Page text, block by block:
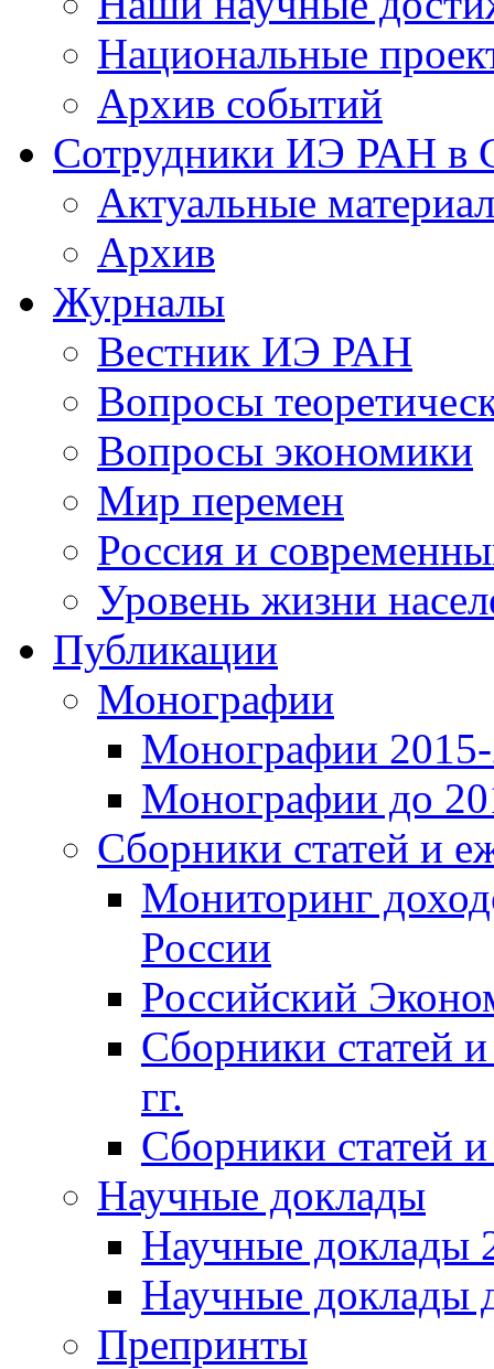
Национальные
Архив событий
Сотрудники ИЭ РАН
Актуальные
Архив
Журналы
Вестник ИЭ РАН
Вопросы
Вопросы экономики
Мир перемен
Россия и
Уровень жизни
Публикации
Монографии
Монографии 2015-
Монографии до
Сборники статей и
Мониторинг
России
Российский
Сборники статей
гг.
Сборники статей
Научные доклады
Научные доклады
Научные доклады
Препринты